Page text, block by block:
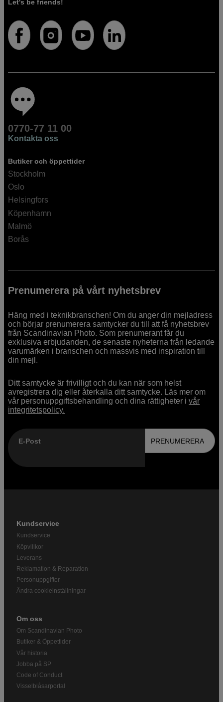
Let's be friends!
0770-77 11 00
Kontakta oss
Butiker och öppettider
Stockholm
Oslo
Helsingfors
Köpenhamn
Malmö
Borås
Prenumerera på vårt nyhetsbrev
Häng med i teknikbranschen! Om du anger din mejladress
och börjar prenumerera samtycker du till att få nyhetsbrev
från Scandinavian Photo. Som prenumerant får du
exklusiva erbjudanden, de senaste nyheterna från ledande
varumärken i branschen och massvis med inspiration till
din mejl.
Ditt samtycke är frivilligt och du kan när som helst
avregistrera dig eller återkalla ditt samtycke. Läs mer om
vår personuppgiftsbehandling och dina rättigheter ivår
integritetspolicy.
E-Post PRENUMERERA
Kundservice
Kundservice
Köpvillkor
Leverans
Reklamation & Reparation
Personuppgifter
Ändra cookieinställningar
Om oss
Om Scandinavian Photo
Butiker & Öppettider
Vår historia
Jobba på SP
Code of Conduct
Visselblåsarportal